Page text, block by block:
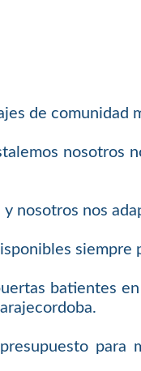
de
nosotros
nosotros nos
batientes
para